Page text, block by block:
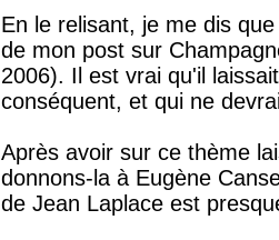
En le relisant, je me dis
de mon post sur
2006). Il est vrai qu'il
conséquent, et qui ne
Après avoir sur ce thème
donnons-la à Eugène
de Jean Laplace est